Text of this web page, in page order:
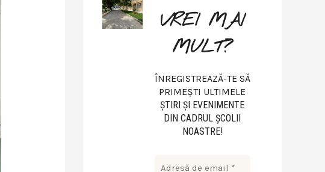
VREI MAI
MULT?
ÎNREGISTREAZĂ-TE SĂ
PRIMEȘTI ULTIMELE
ŞTIRI ŞI EVENIMENTE
DIN CADRUL ŞCOLII
NOASTRE!